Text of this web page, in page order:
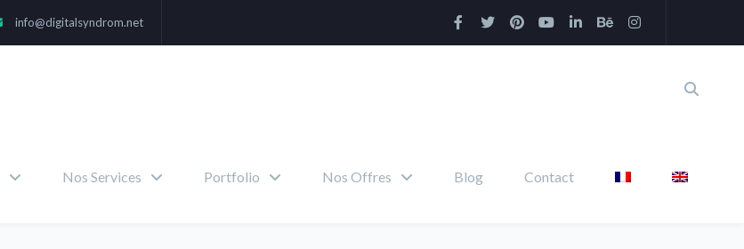
info@digitalsyndrom.net
Nos Services Portfolio Nos Offres Blog Contact